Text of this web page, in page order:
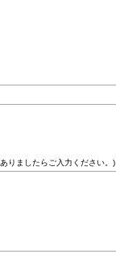
りましたらご入力ください。)